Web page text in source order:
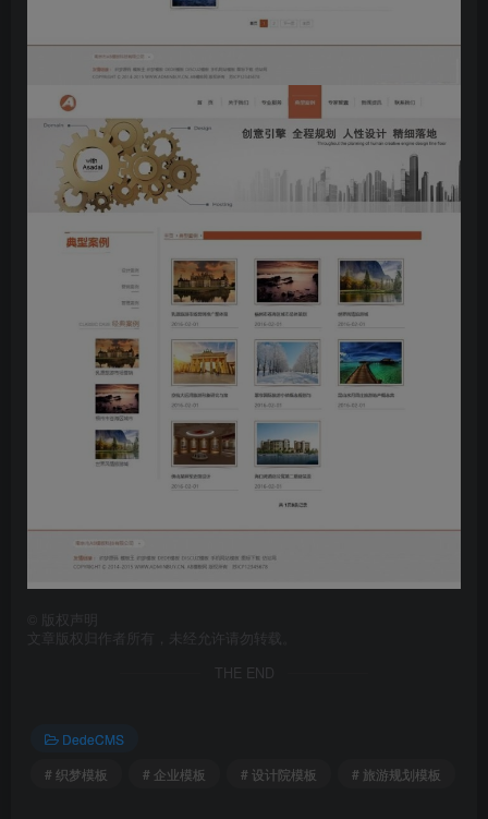
版权声明
文章版权归作者所有，未经允许请勿转载。
THE END
DedeCMS
# 织梦模板
# 企业模板 # 设计院模板 # 旅游规划模板